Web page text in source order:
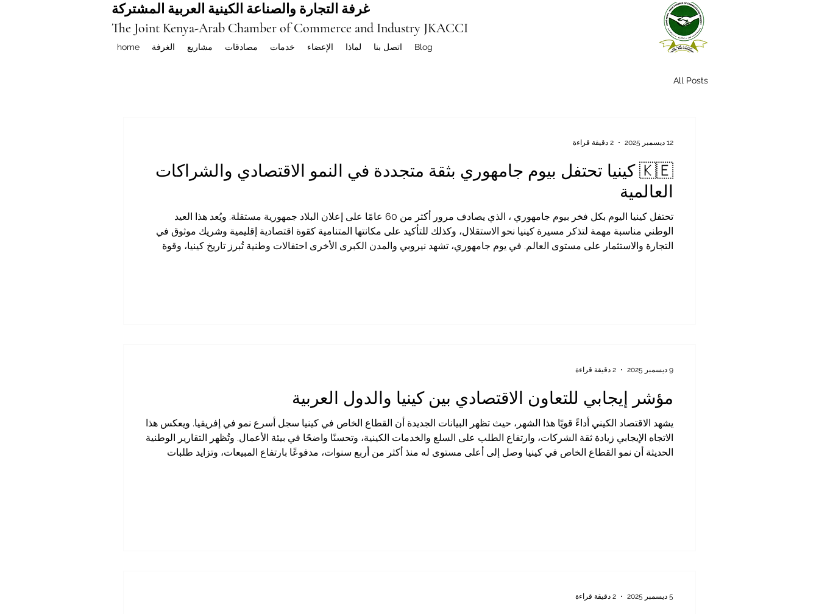
غرفة التجارة والصناعة الكينية العربية المشتركة
The Joint Kenya-Arab Chamber of Commerce and Industry JKACCI
home الغرفة مشاريع مصادقات خدمات الإعضاء لماذا اتصل بنا Blog
All Posts
🇰🇪 كينيا تحتفل بيوم جامهوري بثقة متجددة في النمو الاقتصادي والشراكات
العالمية
تحتفل كينيا اليوم بكل فخر بيوم جامهوري ، الذي يصادف مرور أكثر من 60 عامًا على إعلان البلاد جمهورية مستقلة. ويُعد هذا العيد
الوطني مناسبة مهمة لتذكر مسيرة كينيا نحو الاستقلال، وكذلك للتأكيد على مكانتها المتنامية كقوة اقتصادية إقليمية وشريك موثوق في
التجارة والاستثمار على مستوى العالم. في يوم جامهوري، تشهد نيروبي والمدن الكبرى الأخرى احتفالات وطنية تُبرز تاريخ كينيا، وقوة
12 ديسمبر 2025 2 دقيقة قراءة
مؤشر إيجابي للتعاون الاقتصادي بين كينيا والدول العربية
يشهد الاقتصاد الكيني أداءً قويًا هذا الشهر، حيث تظهر البيانات الجديدة أن القطاع الخاص في كينيا سجل أسرع نمو في إفريقيا. ويعكس هذا
الاتجاه الإيجابي زيادة ثقة الشركات، وارتفاع الطلب على السلع والخدمات الكينية، وتحسنًا واضحًا في بيئة الأعمال. وتُظهر التقارير الوطنية
الحديثة أن نمو القطاع الخاص في كينيا وصل إلى أعلى مستوى له منذ أكثر من أربع سنوات، مدفوعًا بارتفاع المبيعات، وتزايد طلبات
9 ديسمبر 2025 2 دقيقة قراءة
5 ديسمبر 2025 2 دقيقة قراءة